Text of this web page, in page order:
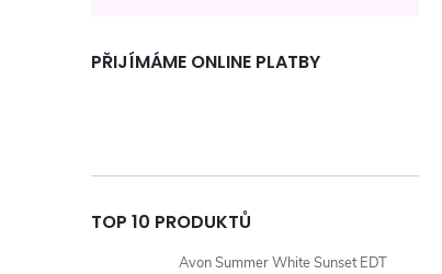
PŘIJÍMÁME ONLINE PLATBY
TOP 10 PRODUKTŮ
Avon Summer White Sunset EDT